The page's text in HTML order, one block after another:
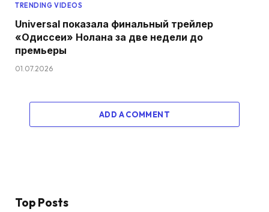
TRENDING VIDEOS
Universal показала финальный трейлер
«Одиссеи» Нолана за две недели до
премьеры
01.07.2026
ADD A COMMENT
Top Posts